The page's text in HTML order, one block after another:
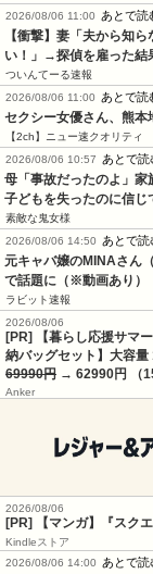
2026/08/06 11:00
あとで読
【衝撃】妻「夫から知
い！」→探偵を雇った結
ついんてーる速報
2026/08/06 11:00
あとで読
セクシー女優さん、熊
【2ch】ニュー速クオリティ
2026/08/06 10:57
あとで読
母「事故だったのよ」
子どもを失ったのに信
素敵な鬼女様
2026/08/06 14:50
あとで読
元キャバ嬢のMINAさん
で話題に（※動画あり）
ラビット速報
2026/08/06
[PR] 【暮らし応援サマ
納バッグセット】大容
69990円 → 62990円 （
Anker
2026/08/06
[PR] 【マンガ】『スク
Kindleストア
2026/08/06 14:00 あとで読